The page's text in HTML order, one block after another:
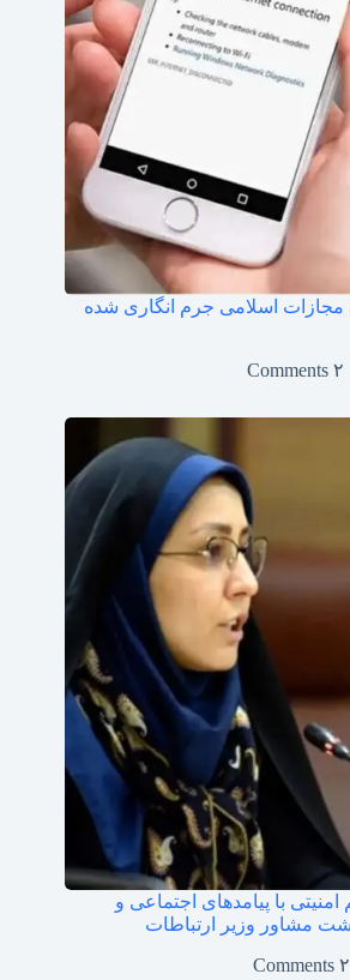
مجازات اسلامی جرم انگاری شده
۲ Comments
با پیامدهای اجتماعی و
مشاور وزیر ارتباطات
۲ Comments